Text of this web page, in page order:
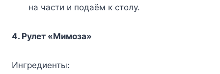
на части и подаём к столу.
4. Рулет «Мимоза»
Ингредиенты: